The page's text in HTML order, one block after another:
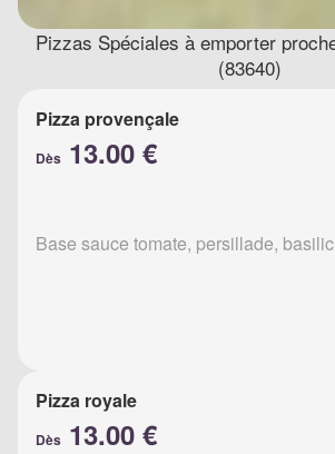
Pizzas Spéciales à emporter
(83640)
Pizza provençale
Dès 13.00 €
Base sauce tomate, persillade,
Pizza royale
Dès 13.00 €